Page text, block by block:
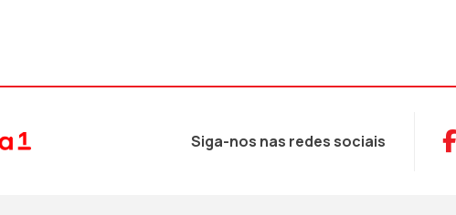
Siga-nos nas redes sociais